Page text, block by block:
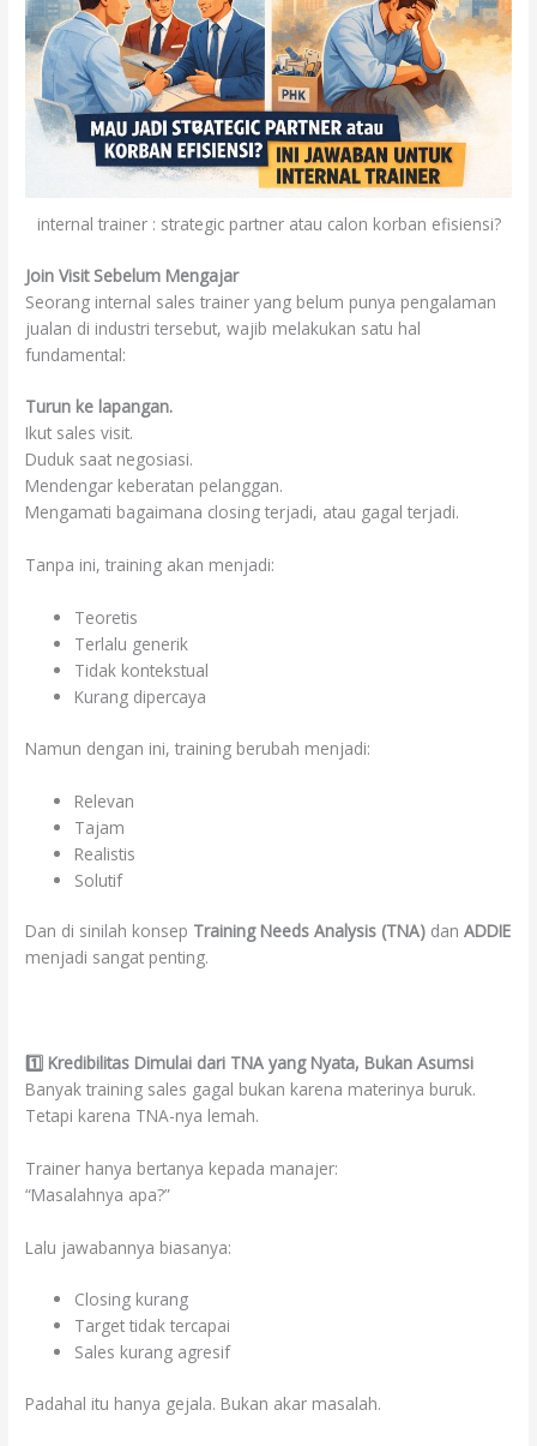
internal trainer : strategic partner atau calon korban efisiensi?
Join Visit Sebelum Mengajar
Seorang internal sales trainer yang belum punya pengalaman
jualan di industri tersebut, wajib melakukan satu hal
fundamental:
Turun ke lapangan.
Ikut sales visit.
Duduk saat negosiasi.
Mendengar keberatan pelanggan.
Mengamati bagaimana closing terjadi, atau gagal terjadi.
Tanpa ini, training akan menjadi:
Teoretis
Terlalu generik
Tidak kontekstual
Kurang dipercaya
Namun dengan ini, training berubah menjadi:
Relevan
Tajam
Realistis
Solutif
Dan di sinilah konsep Training Needs Analysis (TNA) danADDIE
menjadi sangat penting.
1️ ⃣ Kredibilitas Dimulai dari TNA yang Nyata, Bukan Asumsi
Banyak training sales gagal bukan karena materinya buruk.
Tetapi karena TNA-nya lemah.
Trainer hanya bertanya kepada manajer:
“Masalahnya apa?”
Lalu jawabannya biasanya:
Closing kurang
Target tidak tercapai
Sales kurang agresif
Padahal itu hanya gejala. Bukan akar masalah.